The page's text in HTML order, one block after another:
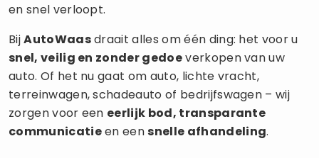
en snel verloopt.
BijAutoWaasdraait alles om één ding: het voor u
snel, veilig en zonder gedoeverkopen van uw
auto. Of het nu gaat om auto, lichte vracht,
terreinwagen, schadeauto of bedrijfswagen – wij
zorgen voor een eerlijk bod, transparante
communicatieen eensnelle afhandeling.